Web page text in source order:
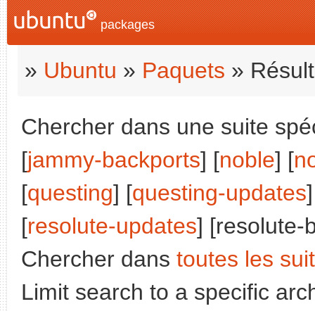
packages
» Ubuntu » Paquets »
Chercher dans une suite
[jammy-backports] [noble] [
[questing] [questing-updates
[resolute-updates] [resolute-
Chercher dans toutes les
Limit search to a specific